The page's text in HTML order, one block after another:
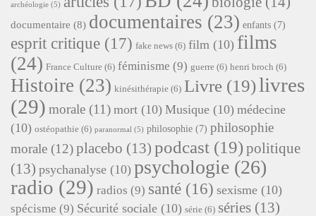
archéologie (5)
documentaire (8) documentaires (23) enfants (7)
esprit critique (17) fake news (6) film (10) films
(24) France Culture (6) féminisme (9) guerre (6) henri broch (6)
Histoire (23) kinésithérapie (6) Livre (19)livres
(29) morale (11) mort (10) Musique (10) médecine
(10) ostéopathie (6) paranormal (5) philosophie (7) philosophie
morale (12)placebo (13) podcast (19)politique
(13) psychanalyse (10) psychologie (26)
radio (29) radios (9) santé (16) sexisme (10)
spécisme (9) Sécurité sociale (10) série (6) séries (13)